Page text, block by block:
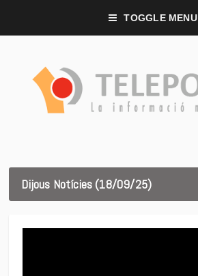
TOGGLE MENU
Dijous Notícies (18/09/25)